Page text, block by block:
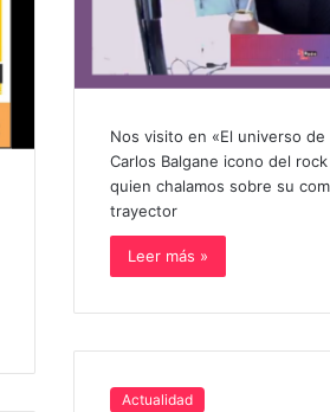
Nos visito en «El universo de
Carlos Balgane icono del
quien chalamos sobre su
trayector
Leer más »
Actualidad